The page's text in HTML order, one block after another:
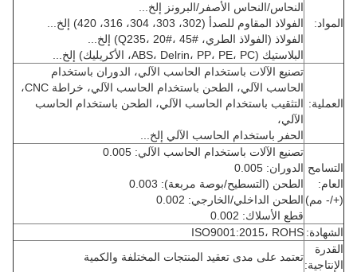
المواد:
النحاس/النحاس الأصفر/البرونز إلخ...
الفولاذ المقاوم للصدأ (302، 303، 304، 316، 420) إلخ...
الفولاذ (الفولاذ الطري، Q235، 20#، 45#) إلخ...
البلاستيك (ABS، Delrin، PP، PE، PC، الأكريليك) إلخ...
العملية:
تصنيع الآلات باستخدام الحاسب الآلي، الدوران باستخدام
الحاسب الآلي، الطحن باستخدام الحاسب الآلي، خراطة CNC،
التثقيب باستخدام الحاسب الآلي، الطحن باستخدام الحاسب
الآلي،
الحفر باستخدام الحاسب الآلي إلخ...
التسامح
العام:
(+/- مم)
تصنيع الآلات باستخدام الحاسب الآلي: 0.005
الدوران: 0.005
الطحن (التسطيح/بوصة مربعة): 0.003
الطحن الداخلي/الخارجي: 0.002
قطع الأسلاك: 0.002
الشهادة: ISO9001:2015، ROHS
القدرة
الإنتاجية:
تعتمد على مدى تعقيد المنتجات المختلفة والكمية